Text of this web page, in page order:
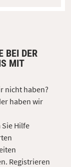
BEI DER
MIT
nicht haben?
haben wir
Hilfe
Registrieren